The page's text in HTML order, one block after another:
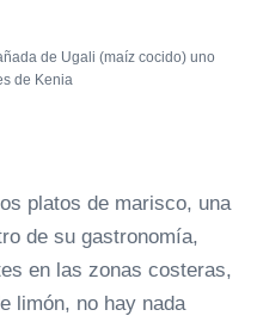
de Ugali (maíz cocido) uno
de Kenia
platos de marisco, una
de su gastronomía,
en las zonas costeras,
limón, no hay nada